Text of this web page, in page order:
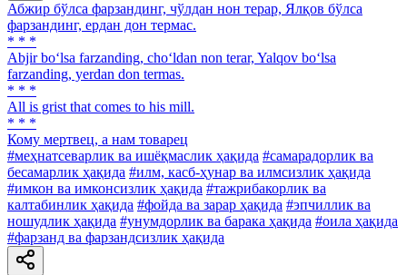
Абжир бўлса фарзандинг, чўлдан нон терар, Ялқов бўлса
фарзандинг, ердан дон термас.
* * *
Abjir bo‘lsa farzanding, cho‘ldan non terar, Yalqov bo‘lsa
farzanding, yerdan don termas.
* * *
All is grist that comes to his mill.
* * *
Кому мертвец, а нам товарец
#меҳнатсеварлик ва ишёқмаслик ҳақида #самарадорлик ва
бесамарлик ҳақида #илм, касб-ҳунар ва илмсизлик ҳақида
#имкон ва имконсизлик ҳақида #тажрибакорлик ва
калтабинлик ҳақида #фойда ва зарар ҳақида #эпчиллик ва
ношудлик ҳақида #унумдорлик ва барака ҳақида #оила ҳақида
#фарзанд ва фарзандсизлик ҳақида